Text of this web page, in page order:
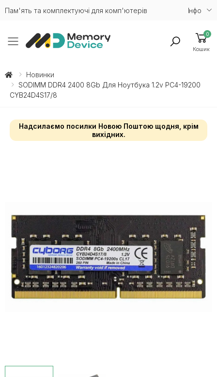
Пам'ять та комплектуючі для комп'ютерів Iнфо
Toggle mobile menu
0
Кошик
Новинки
SODIMM DDR4 2400 8Gb Для Ноутбука 1.2v PC4-19200
CYB24D4S17/8
Надсилаємо посилки Новою Поштою щодня, крім
вихідних.